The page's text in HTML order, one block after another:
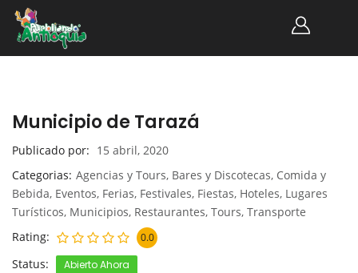
Municipio de Tarazá
Publicado por
15 abril, 2020
Categorias Agencias y Tours, Bares y Discotecas, Comida y
Bebida, Eventos, Ferias, Festivales, Fiestas, Hoteles, Lugares
Turísticos, Municipios, Restaurantes, Tours, Transporte
Rating
0.0
Status Abierto Ahora